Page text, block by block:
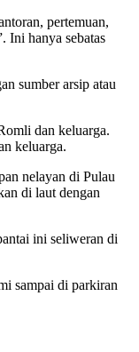
pertemuan,
Ini hanya sebatas
sumber arsip atau
dan keluarga.
keluarga.
nelayan di Pulau
di laut dengan
ini seliweran di
sampai di parkiran